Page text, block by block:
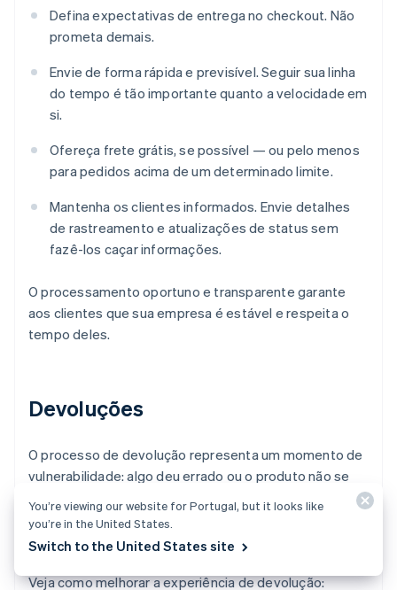
Defina expectativas de entrega no checkout. Não
prometa demais.
Envie de forma rápida e previsível. Seguir sua linha
do tempo é tão importante quanto a velocidade em
si.
Ofereça frete grátis, se possível — ou pelo menos
para pedidos acima de um determinado limite.
Mantenha os clientes informados. Envie detalhes
de rastreamento e atualizações de status sem
fazê-los caçar informações.
O processamento oportuno e transparente garante
aos clientes que sua empresa é estável e respeita o
tempo deles.
Devoluções
O processo de devolução representa um momento de
vulnerabilidade: algo deu errado ou o produto não se
como você lida com esse momento define em que
medida sua empresa é confiável para o seu cliente.
Veja como melhorar a experiência de devolução:
You’re viewing our website for Portugal, but it looks like
you’re in the United States.
Switch to the United States site